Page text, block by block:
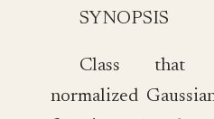
SYNOPSIS
Class that
normalized